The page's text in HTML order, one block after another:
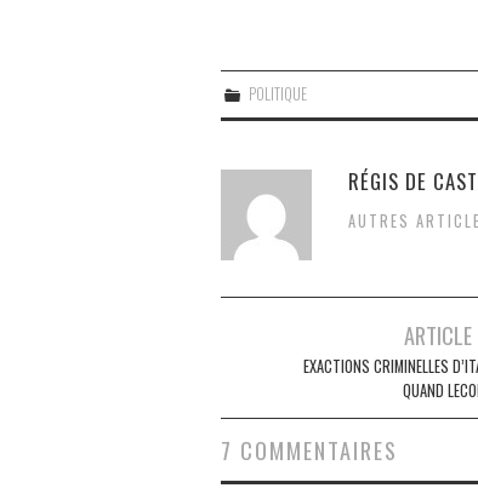
POLITIQUE
RÉGIS DE
AUTRES
navigation
ARTICLE
EXACTIONS CRIMINELLES
QUAND
7 COMMENTAIRES